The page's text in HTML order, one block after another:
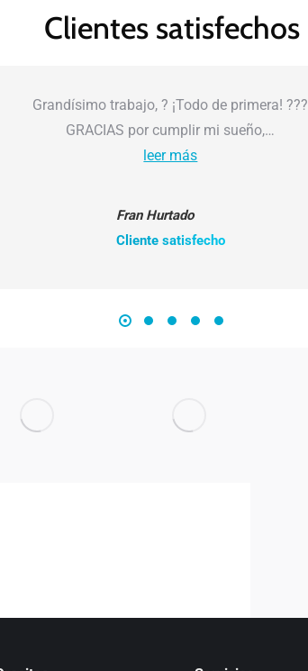
Clientes satisfechos
Fran Hurtado
Cliente satisfecho
Grandísimo trabajo, ? ¡Todo de primera! ???
GRACIAS por cumplir mi sueño,…
leer más